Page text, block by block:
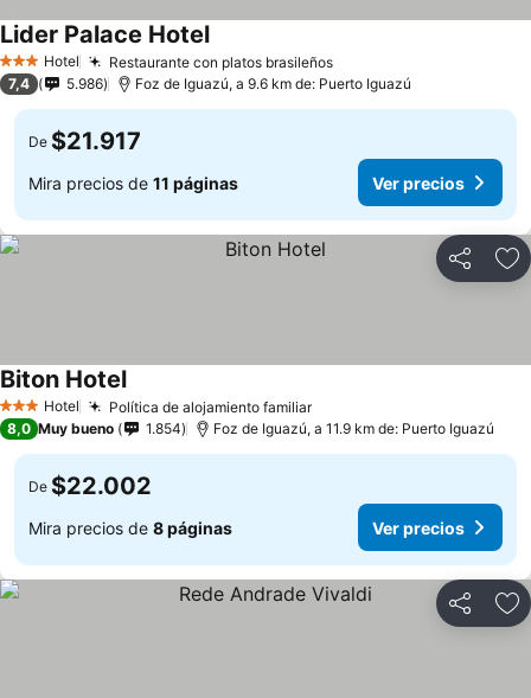
3 Estrellas
Hotel Restaurante con platos brasileños
Lider Palace Hotel
7,4 5.986 Foz de Iguazú, a 9.6 km de: Puerto Iguazú
De $21.917
Mira precios de 11 páginas Ver precios
Compartir
3 Estrellas
Hotel Política de alojamiento familiar
Biton Hotel
8,0 Muy bueno 1.854 Foz de Iguazú, a 11.9 km de: Puerto Iguazú
De $22.002
Mira precios de 8 páginas Ver precios
Compartir